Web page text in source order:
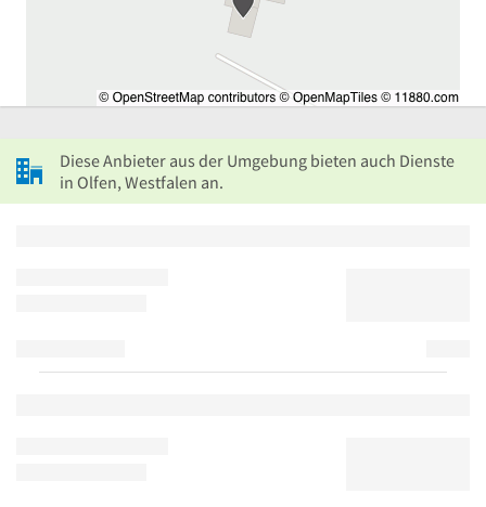
Diese Anbieter aus der Umgebung bieten auch Dienste
in Olfen, Westfalen an.